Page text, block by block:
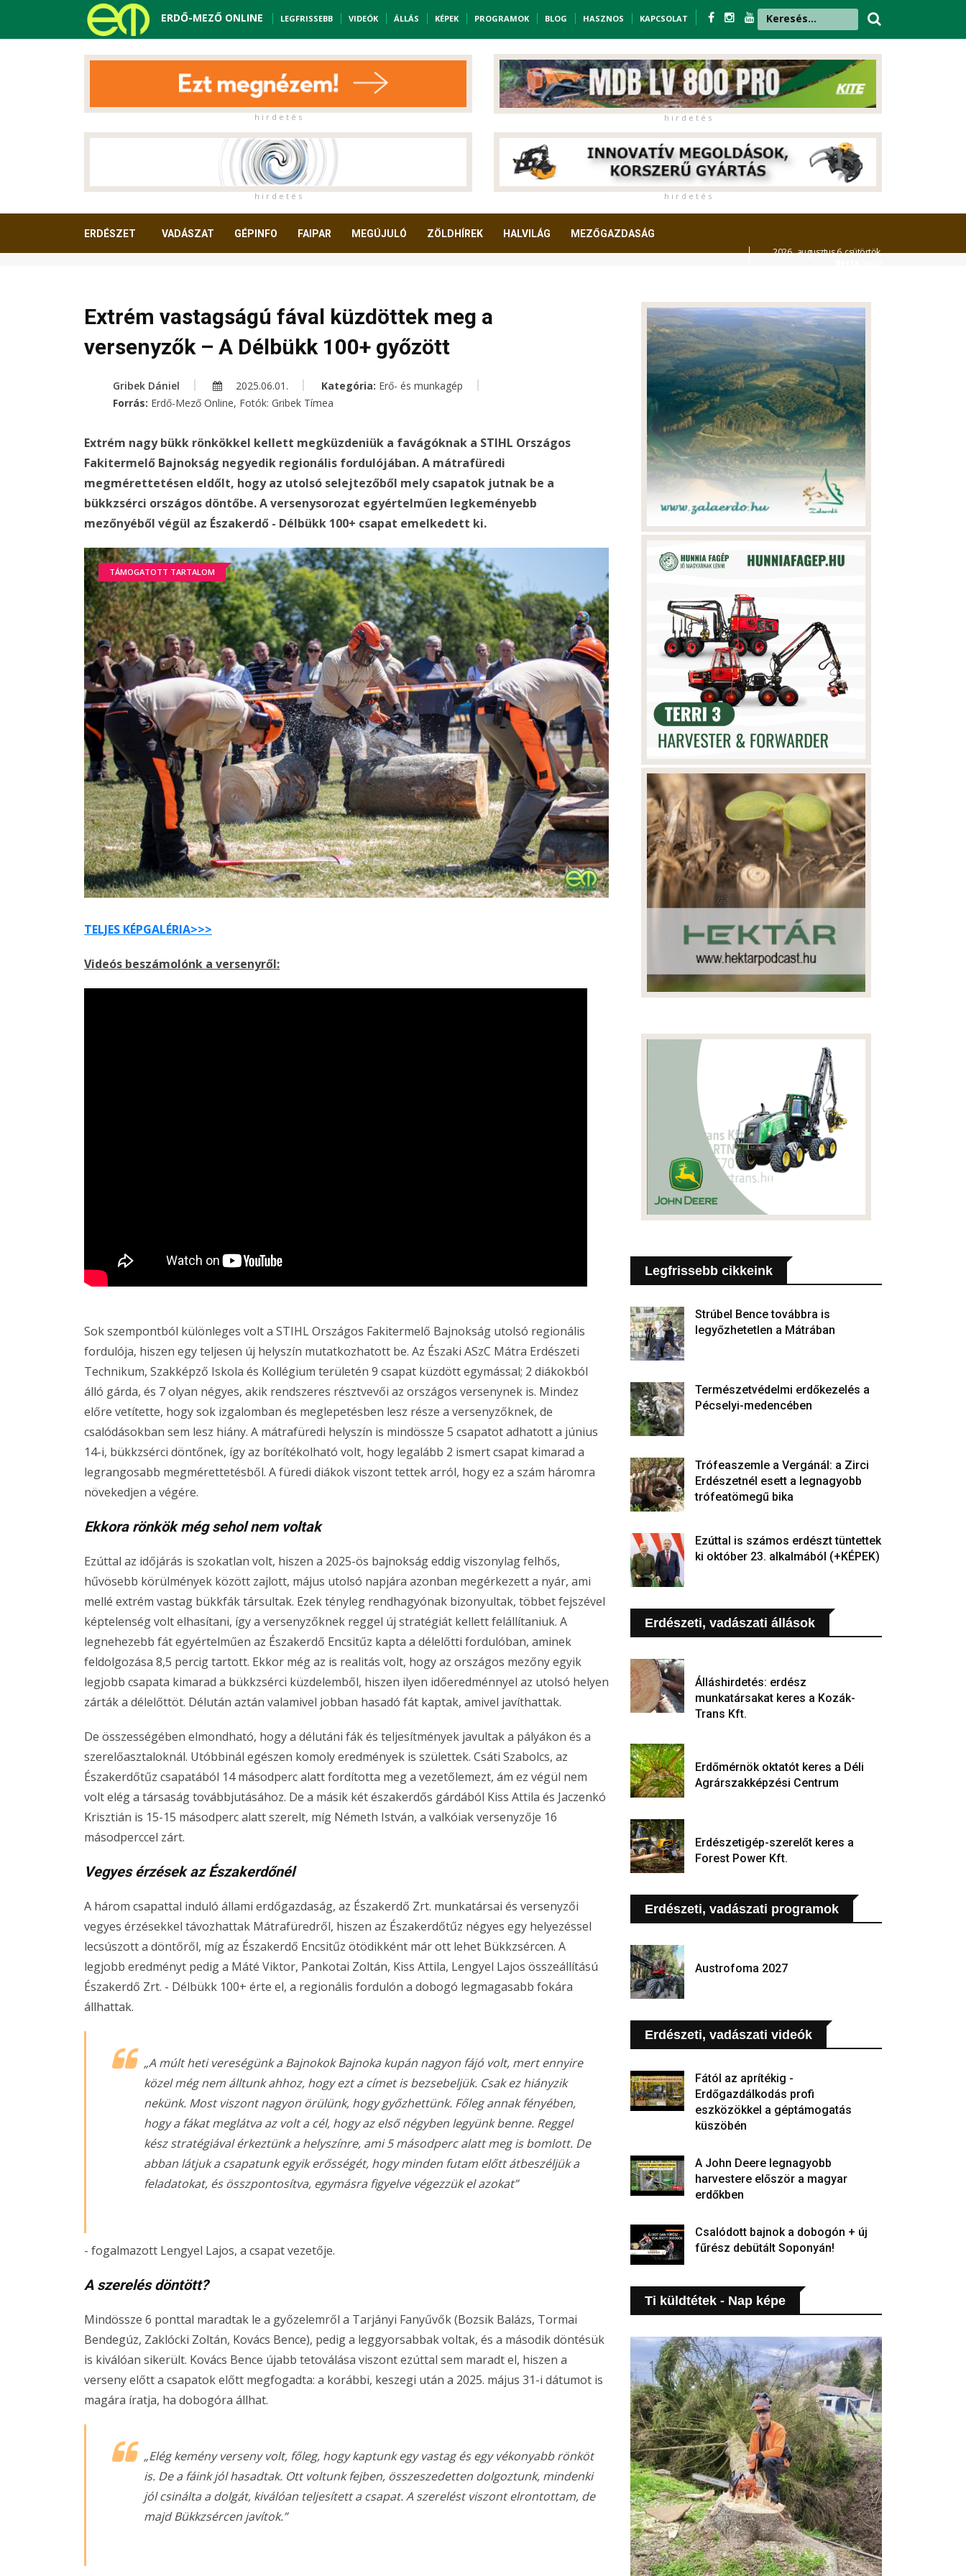
ERDŐ-MEZŐ ONLINE LEGFRISSEBB VIDEÓK ÁLLÁS KÉPEK PROGRAMOK BLOG HASZNOS KAPCSOLAT
h i r d e t é s h i r d e t é s
h i r d e t é s h i r d e t é s
ERDÉSZET VADÁSZAT GÉPINFO FAIPAR MEGÚJULÓ ZÖLDHÍREK HALVILÁG MEZŐGAZDASÁG
2026. augusztus 6. csütörtök,
Extrém vastagságú fával küzdöttek meg a
versenyzők – A Délbükk 100+ győzött
Gribek Dániel 2025.06.01. Kategória: Erő- és munkagép
Forrás: Erdő-Mező Online, Fotók: Gribek Tímea
Extrém nagy bükk rönkökkel kellett megküzdeniük a favágóknak a STIHL Országos
Fakitermelő Bajnokság negyedik regionális fordulójában. A mátrafüredi
megmérettetésen eldőlt, hogy az utolsó selejtezőből mely csapatok jutnak be a
bükkzsérci országos döntőbe. A versenysorozat egyértelműen legkeményebb
mezőnyéből végül az Északerdő - Délbükk 100+ csapat emelkedett ki.
TÁMOGATOTT TARTALOM
TELJES KÉPGALÉRIA>>>
Videós beszámolónk a versenyről:
Sok szempontból különleges volt a STIHL Országos Fakitermelő Bajnokság utolsó regionális
fordulója, hiszen egy teljesen új helyszín mutatkozhatott be. Az Északi ASzC Mátra Erdészeti
Technikum, Szakképző Iskola és Kollégium területén 9 csapat küzdött egymással; 2 diákokból
álló gárda, és 7 olyan négyes, akik rendszeres résztvevői az országos versenynek is. Mindez
előre vetítette, hogy sok izgalomban és meglepetésben lesz része a versenyzőknek, de
csalódásokban sem lesz hiány. A mátrafüredi helyszín is mindössze 5 csapatot adhatott a június
14-i, bükkzsérci döntőnek, így az borítékolható volt, hogy legalább 2 ismert csapat kimarad a
legrangosabb megmérettetésből. A füredi diákok viszont tettek arról, hogy ez a szám háromra
növekedjen a végére.
Ekkora rönkök még sehol nem voltak
Ezúttal az időjárás is szokatlan volt, hiszen a 2025-ös bajnokság eddig viszonylag felhős,
hűvösebb körülmények között zajlott, május utolsó napjára azonban megérkezett a nyár, ami
mellé extrém vastag bükkfák társultak. Ezek tényleg rendhagyónak bizonyultak, többet fejszével
képtelenség volt elhasítani, így a versenyzőknek reggel új stratégiát kellett felállítaniuk. A
legnehezebb fát egyértelműen az Északerdő Encsitűz kapta a délelőtti fordulóban, aminek
feldolgozása 8,5 percig tartott. Ekkor még az is realitás volt, hogy az országos mezőny egyik
legjobb csapata kimarad a bükkzsérci küzdelemből, hiszen ilyen időeredménnyel az utolsó helyen
zárták a délelőttöt. Délután aztán valamivel jobban hasadó fát kaptak, amivel javíthattak.
De összességében elmondható, hogy a délutáni fák és teljesítmények javultak a pályákon és a
szerelőasztaloknál. Utóbbinál egészen komoly eredmények is születtek. Csáti Szabolcs, az
Északerdőtűz csapatából 14 másodperc alatt fordította meg a vezetőlemezt, ám ez végül nem
volt elég a társaság továbbjutásához. De a másik két északerdős gárdából Kiss Attila és Jaczenkó
Krisztián is 15-15 másodperc alatt szerelt, míg Németh István, a valkóiak versenyzője 16
másodperccel zárt.
Vegyes érzések az Északerdőnél
A három csapattal induló állami erdőgazdaság, az Északerdő Zrt. munkatársai és versenyzői
vegyes érzésekkel távozhattak Mátrafüredről, hiszen az Északerdőtűz négyes egy helyezéssel
lecsúszott a döntőről, míg az Északerdő Encsitűz ötödikként már ott lehet Bükkzsércen. A
legjobb eredményt pedig a Máté Viktor, Pankotai Zoltán, Kiss Attila, Lengyel Lajos összeállítású
Északerdő Zrt. - Délbükk 100+ érte el, a regionális fordulón a dobogó legmagasabb fokára
állhattak.
„A múlt heti vereségünk a Bajnokok Bajnoka kupán nagyon fájó volt, mert ennyire
közel még nem álltunk ahhoz, hogy ezt a címet is bezsebeljük. Csak ez hiányzik
nekünk. Most viszont nagyon örülünk, hogy győzhettünk. Főleg annak fényében,
hogy a fákat meglátva az volt a cél, hogy az első négyben legyünk benne. Reggel
kész stratégiával érkeztünk a helyszínre, ami 5 másodperc alatt meg is bomlott. De
abban látjuk a csapatunk egyik erősségét, hogy minden futam előtt átbeszéljük a
feladatokat, és összpontosítva, egymásra figyelve végezzük el azokat”
- fogalmazott Lengyel Lajos, a csapat vezetője.
A szerelés döntött?
Mindössze 6 ponttal maradtak le a győzelemről a Tarjányi Fanyűvők (Bozsik Balázs, Tormai
Bendegúz, Zaklócki Zoltán, Kovács Bence), pedig a leggyorsabbak voltak, és a második döntésük
is kiválóan sikerült. Kovács Bence újabb tetoválása viszont ezúttal sem maradt el, hiszen a
verseny előtt a csapatok előtt megfogadta: a korábbi, keszegi után a 2025. május 31-i dátumot is
magára íratja, ha dobogóra állhat.
„Elég kemény verseny volt, főleg, hogy kaptunk egy vastag és egy vékonyabb rönköt
is. De a fáink jól hasadtak. Ott voltunk fejben, összeszedetten dolgoztunk, mindenki
jól csinálta a dolgát, kiválóan teljesített a csapat. A szerelést viszont elrontottam, de
majd Bükkzsércen javítok.”
Legfrissebb cikkeink
Strúbel Bence továbbra is
legyőzhetetlen a Mátrában
Természetvédelmi erdőkezelés a
Pécselyi-medencében
Trófeaszemle a Vergánál: a Zirci
Erdészetnél esett a legnagyobb
trófeatömegű bika
Ezúttal is számos erdészt tüntettek
ki október 23. alkalmából (+KÉPEK)
Erdészeti, vadászati állások
Álláshirdetés: erdész
munkatársakat keres a Kozák-
Trans Kft.
Erdőmérnök oktatót keres a Déli
Agrárszakképzési Centrum
Erdészetigép-szerelőt keres a
Forest Power Kft.
Erdészeti, vadászati programok
Austrofoma 2027
Erdészeti, vadászati videók
Fától az aprítékig -
Erdőgazdálkodás profi
eszközökkel a géptámogatás
küszöbén
A John Deere legnagyobb
harvestere először a magyar
erdőkben
Csalódott bajnok a dobogón + új
fűrész debütált Soponyán!
Ti küldtétek - Nap képe